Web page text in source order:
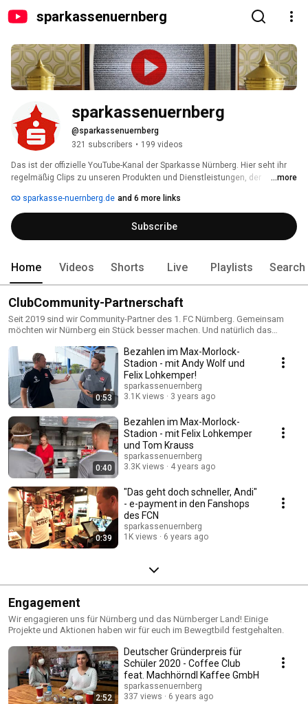
sparkassenuernberg
sparkassenuernberg
@sparkassenuernberg
321 subscribers • 199 videos
Das ist der offizielle YouTube-Kanal der Sparkasse Nürnberg. Hier seht ihr
regelmäßig Clips zu unseren Produkten und Dienstleistungen, der
die Region.
...more
sparkasse-nuernberg.de and 6 more links
Subscribe
Home Videos Shorts Live Playlists Search
ClubCommunity-Partnerschaft
Seit 2019 sind wir Community-Partner des 1. FC Nürnberg. Gemeinsam
möchten wir Nürnberg ein Stück besser machen. Und natürlich das
0:53
Bezahlen im Max-Morlock-
Stadion - mit Andy Wolf und
Felix Lohkemper!
sparkassenuernberg
3.1K views
3 years ago
0:40
Bezahlen im Max-Morlock-
Stadion - mit Felix Lohkemper
und Tom Krauss
sparkassenuernberg
3.3K views
4 years ago
0:39
"Das geht doch schneller, Andi"
- e-payment in den Fanshops
des FCN
sparkassenuernberg
1K views
6 years ago
Engagement
Wir engagieren uns für Nürnberg und das Nürnberger Land! Einige
Projekte und Aktionen haben wir für euch im Bewegtbild festgehalten.
2:52
Deutscher Gründerpreis für
Schüler 2020 - Coffee Club
feat. Machhörndl Kaffee GmbH
sparkassenuernberg
337 views
6 years ago